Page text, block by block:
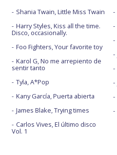
Shania Twain, Little Miss Twain
Harry Styles, Kiss all the time.
Disco, occasionally.
Foo Fighters, Your favorite toy
Karol G, No me arrepiento de
sentir tanto
Tyla, A*Pop
Kany García, Puerta abierta
James Blake, Trying times
Carlos Vives, El último disco
Vol. 1